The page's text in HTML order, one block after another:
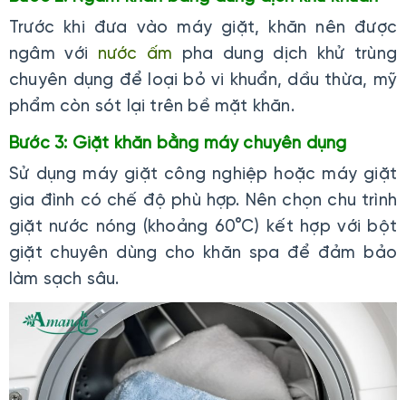
Trước khi đưa vào máy giặt, khăn nên được
ngâm với nước ấm pha dung dịch khử trùng
chuyên dụng để loại bỏ vi khuẩn, dầu thừa, mỹ
phẩm còn sót lại trên bề mặt khăn.
Bước 3: Giặt khăn bằng máy chuyên dụng
Sử dụng máy giặt công nghiệp hoặc máy giặt
gia đình có chế độ phù hợp. Nên chọn chu trình
giặt nước nóng (khoảng 60°C) kết hợp với bột
giặt chuyên dùng cho khăn spa để đảm bảo
làm sạch sâu.